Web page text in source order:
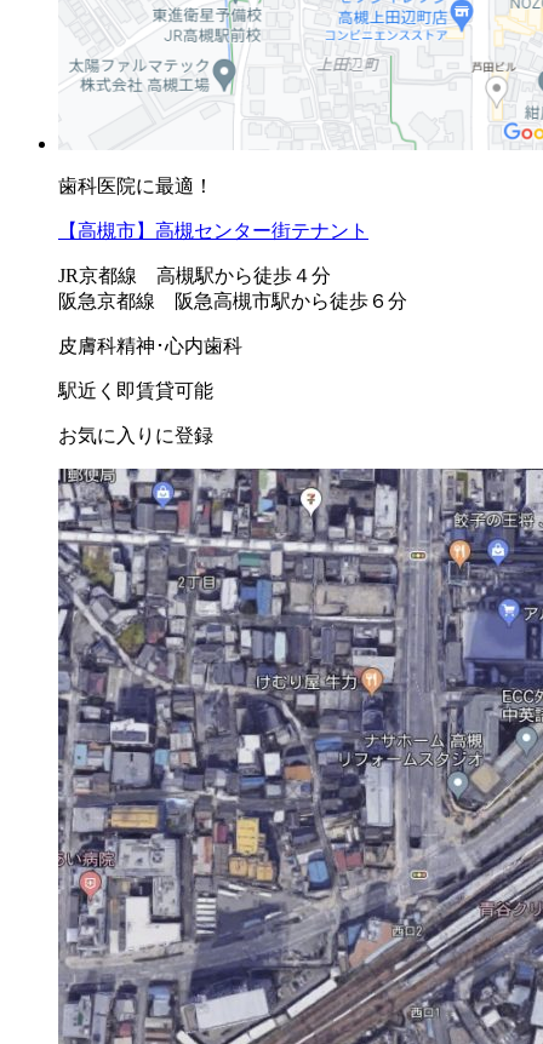
歯科医院に最適！
【高槻市】高槻センター街テナント
JR京都線 高槻駅から徒歩４分
阪急京都線 阪急高槻市駅から徒歩６分
皮膚科精神･心内歯科
駅近く 即賃貸可能
お気に入りに登録